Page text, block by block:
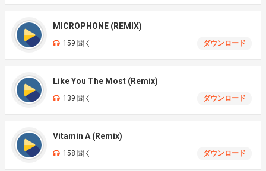
MICROPHONE (REMIX)
159 聞く ダウンロード
Like You The Most (Remix)
139 聞く ダウンロード
Vitamin A (Remix)
158 聞く ダウンロード